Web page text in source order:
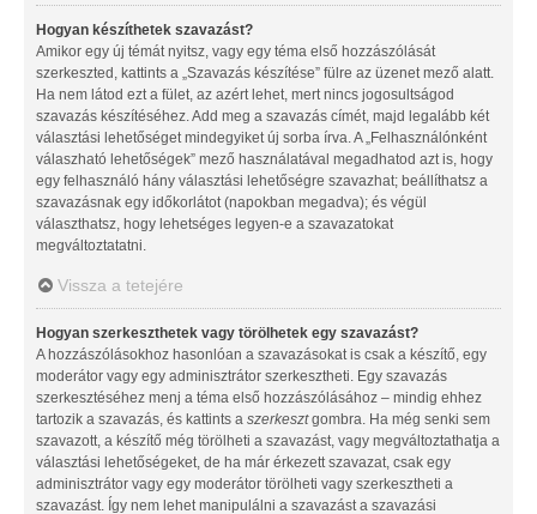
Hogyan készíthetek szavazást?
Amikor egy új témát nyitsz, vagy egy téma első hozzászólását
szerkeszted, kattints a „Szavazás készítése” fülre az üzenet mező alatt.
Ha nem látod ezt a fület, az azért lehet, mert nincs jogosultságod
szavazás készítéséhez. Add meg a szavazás címét, majd legalább két
választási lehetőséget mindegyiket új sorba írva. A „Felhasználónként
válaszható lehetőségek” mező használatával megadhatod azt is, hogy
egy felhasználó hány választási lehetőségre szavazhat; beállíthatsz a
szavazásnak egy időkorlátot (napokban megadva); és végül
választhatsz, hogy lehetséges legyen-e a szavazatokat
megváltoztatatni.
Vissza a tetejére
Hogyan szerkeszthetek vagy törölhetek egy szavazást?
A hozzászólásokhoz hasonlóan a szavazásokat is csak a készítő, egy
moderátor vagy egy adminisztrátor szerkesztheti. Egy szavazás
szerkesztéséhez menj a téma első hozzászólásához – mindig ehhez
tartozik a szavazás, és kattints a szerkesztgombra. Ha még senki sem
szavazott, a készítő még törölheti a szavazást, vagy megváltoztathatja a
választási lehetőségeket, de ha már érkezett szavazat, csak egy
adminisztrátor vagy egy moderátor törölheti vagy szerkesztheti a
szavazást. Így nem lehet manipulálni a szavazást a szavazási